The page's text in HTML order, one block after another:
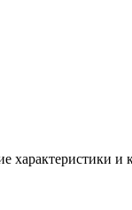
характеристики